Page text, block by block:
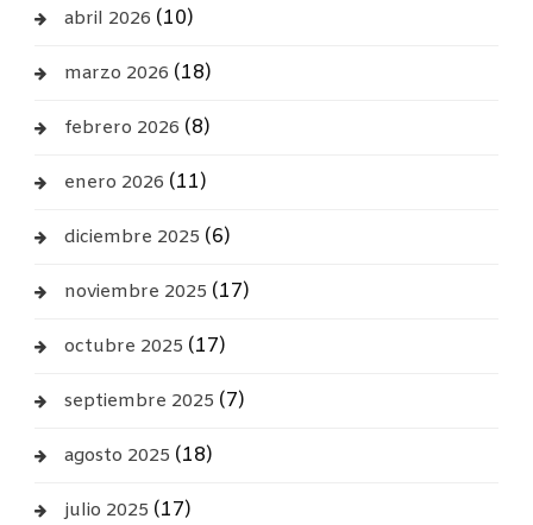
abril 2026 (10)
marzo 2026 (18)
febrero 2026 (8)
enero 2026 (11)
diciembre 2025 (6)
noviembre 2025 (17)
octubre 2025 (17)
septiembre 2025 (7)
agosto 2025 (18)
julio 2025 (17)